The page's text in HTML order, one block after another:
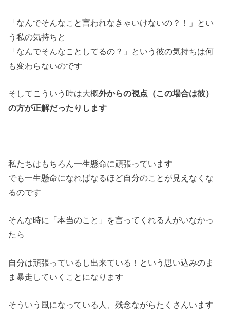
「なんでそんなこと言われなきゃいけないの？！」 とい
う私の気持ちと
「なんでそんなことしてるの？」 という彼の気持ちは何
も変わらないのです
そしてこういう時は大概外からの視点（この場合は彼）
の方が正解だったりします
私たちはもちろん一生懸命に頑張っています
でも一生懸命になればなるほど自分のことが見えなくな
るのです
そんな時に「本当のこと」を言ってくれる人がいなかっ
たら
自分は頑張っているし出来ている！ という思い込みのま
ま暴走していくことになります
そういう風になっている人、残念ながらたくさんいます